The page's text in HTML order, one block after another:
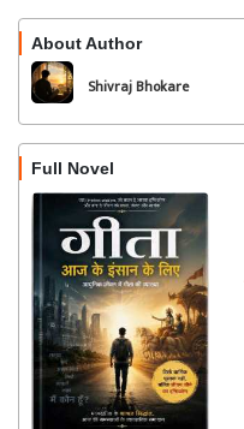
About Author
Shivraj Bhokare
Full Novel